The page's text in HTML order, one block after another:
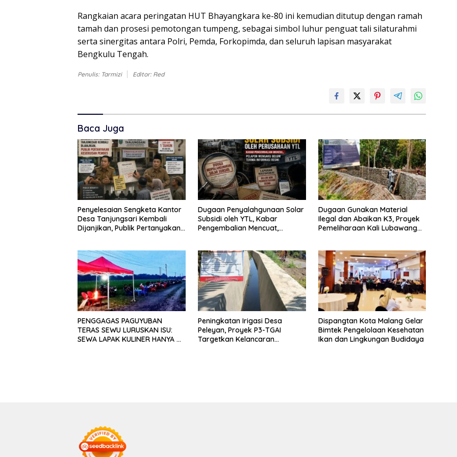
Rangkaian acara peringatan HUT Bhayangkara ke-80 ini kemudian ditutup dengan ramah
tamah dan prosesi pemotongan tumpeng, sebagai simbol luhur penguat tali silaturahmi
serta sinergitas antara Polri, Pemda, Forkopimda, dan seluruh lapisan masyarakat
Bengkulu Tengah.
Penulis: Tarmizi Editor: Red
Baca Juga
Penyelesaian Sengketa Kantor
Desa Tanjungsari Kembali
Dijanjikan, Publik Pertanyakan
Dugaan Penyalahgunaan Solar
Subsidi oleh YTL, Kabar
Pengembalian Mencuat,
Dugaan Gunakan Material
Ilegal dan Abaikan K3, Proyek
Pemeliharaan Kali Lubawang
PENGGAGAS PAGUYUBAN
TERAS SEWU LURUSKAN ISU:
SEWA LAPAK KULINER HANYA RP
Peningkatan Irigasi Desa
Peleyan, Proyek P3-TGAI
Targetkan Kelancaran
Dispangtan Kota Malang Gelar
Bimtek Pengelolaan Kesehatan
Ikan dan Lingkungan Budidaya